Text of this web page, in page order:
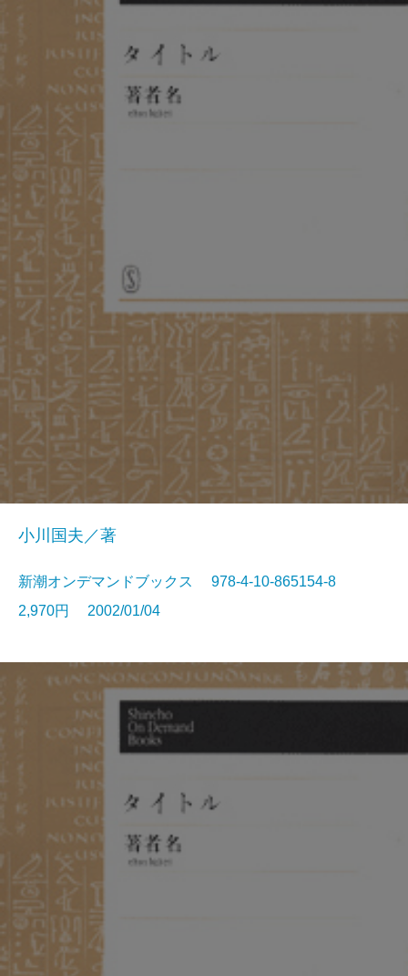
小川国夫／著
新潮オンデマンドブックス 978-4-10-865154-8
2,970円 2002/01/04